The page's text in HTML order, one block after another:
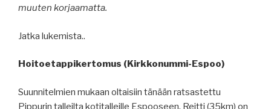
muuten korjaamatta.
Jatka lukemista..
Hoitoetappikertomus (Kirkkonummi-Espoo)
Suunnitelmien mukaan oltaisiin tänään ratsastettu
Pippurin talleilta kotitalleille Espooseen. Reitti (35km) on